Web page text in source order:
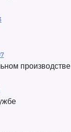
производстве